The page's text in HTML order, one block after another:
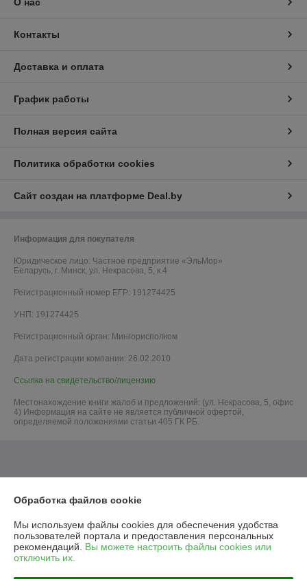
Контакты
Доставка и оплата
График работы
Полная версия сайта
Политика обработки cookies
Сайт создан на платформе Deal.by
Информация для покупателя
Юридическое лицо: Частное предприятие «ЭльМор»
Беларусь, г. Минск, ул. Некрасова, 5, к.4
Регистрационный номер ЕГР: 191274425
УНП: 191274425
Регистрационный орган: Мингорисполком
Дата регистрации компании: 26.02.2010
Ссылка на свидетельство/лицензию
Местонахождение книги жалоб и предложений: (ул. Некрасова, 5, офис
4) Информация на сайте не является публичной офертой,
определяемой положениями статьи 405 ГК РБ.
Обработка файлов cookie
Мы используем файлы cookies для обеспечения удобства
пользователей портала и предоставления персональных
рекомендаций. Вы можете настроить файлы cookies или
отключить их.